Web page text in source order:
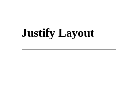
Justify Layout